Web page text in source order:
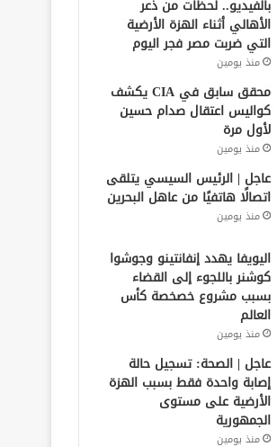
بالفيديو.. لحظات من ذعر
الأهالي أثناء الهزة الأرضية
التي ضربت مصر فجر اليوم
منذ يومين
محقق سابق في CIA يكشف
كواليس اعتقال صدام حسين
لأول مرة
منذ يومين
عاجل | الرئيس السيسي يتلقى
اتصالًا هاتفيًا من عاهل البحرين
منذ يومين
اليويفا يهدد إنفانتينو وجوشوا
كوشنر باللجوء إلى القضاء
بسبب مشروع خصخصة كأس
العالم
منذ يومين
عاجل | الصحة: تسجيل حالة
إصابة واحدة فقط بسبب الهزة
الأرضية على مستوى
الجمهورية
منذ يومين